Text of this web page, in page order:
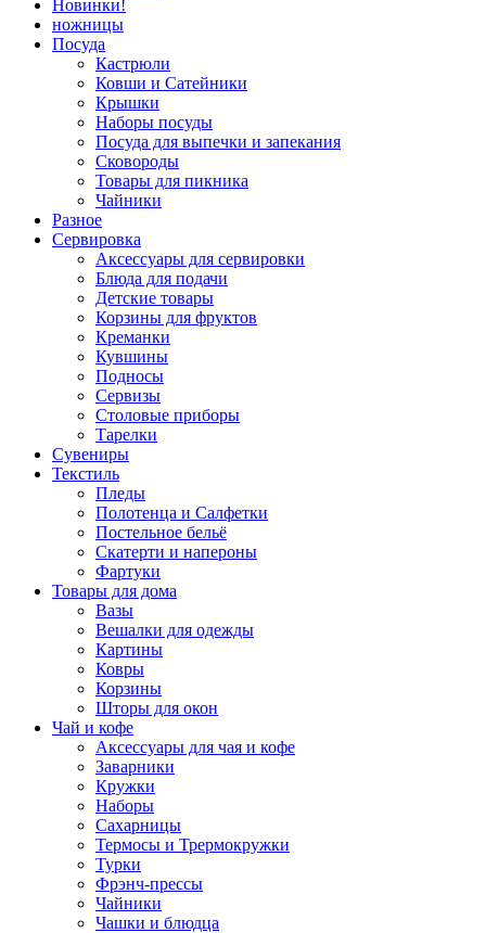
Новинки!
ножницы
Посуда
Кастрюли
Ковши и Сатейники
Крышки
Наборы посуды
Посуда для выпечки и запекания
Сковороды
Товары для пикника
Чайники
Разное
Сервировка
Аксессуары для сервировки
Блюда для подачи
Детские товары
Корзины для фруктов
Креманки
Кувшины
Подносы
Сервизы
Столовые приборы
Тарелки
Сувениры
Текстиль
Пледы
Полотенца и Салфетки
Постельное бельё
Скатерти и напероны
Фартуки
Товары для дома
Вазы
Вешалки для одежды
Картины
Ковры
Корзины
Шторы для окон
Чай и кофе
Аксессуары для чая и кофе
Заварники
Кружки
Наборы
Сахарницы
Термосы и Трермокружки
Турки
Фрэнч-прессы
Чайники
Чашки и блюдца